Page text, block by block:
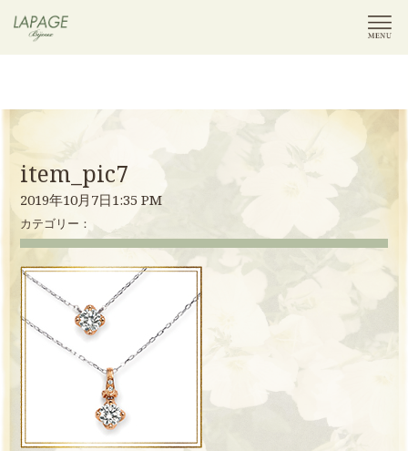
item_pic7
2019年10月7日1:35 PM
カテゴリー：